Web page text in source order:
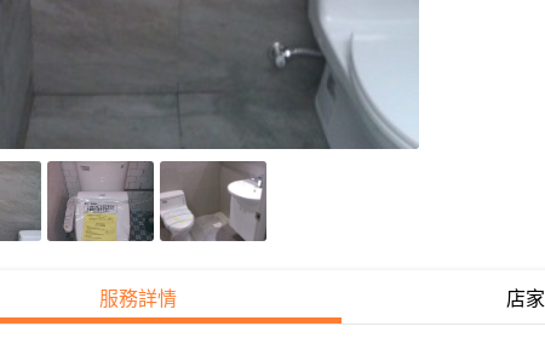
服務詳情 店